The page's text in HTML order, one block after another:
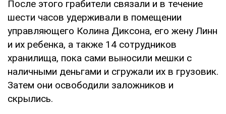
После этого грабители связали и в течение
шести часов удерживали в помещении
управляющего Колина Диксона, его жену Линн
и их ребенка, а также 14 сотрудников
хранилища, пока сами выносили мешки с
наличными деньгами и сгружали их в грузовик.
Затем они освободили заложников и
скрылись.